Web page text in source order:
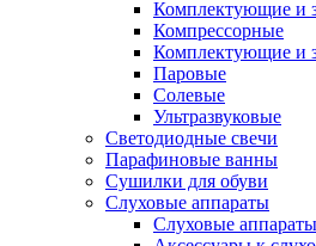
Комплектующие и
Компрессорные
Комплектующие и
Паровые
Солевые
Ультразвуковые
Светодиодные свечи
Парафиновые ванны
Сушилки для обуви
Слуховые аппараты
Слуховые аппараты